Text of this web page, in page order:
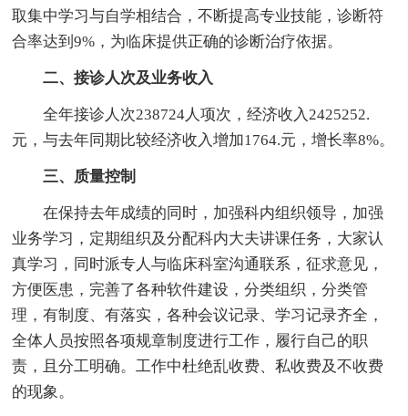
取集中学习与自学相结合，不断提高专业技能，诊断符
合率达到9%，为临床提供正确的诊断治疗依据。
二、接诊人次及业务收入
全年接诊人次238724人项次，经济收入2425252.
元，与去年同期比较经济收入增加1764.元，增长率8%。
三、质量控制
在保持去年成绩的同时，加强科内组织领导，加强
业务学习，定期组织及分配科内大夫讲课任务，大家认
真学习，同时派专人与临床科室沟通联系，征求意见，
方便医患，完善了各种软件建设，分类组织，分类管
理，有制度、有落实，各种会议记录、学习记录齐全，
全体人员按照各项规章制度进行工作，履行自己的职
责，且分工明确。工作中杜绝乱收费、私收费及不收费
的现象。